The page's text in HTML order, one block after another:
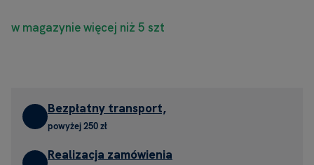
w magazynie więcej niż 5 szt
Bezpłatny transport,
powyżej 250 zł
Realizacja zamówienia